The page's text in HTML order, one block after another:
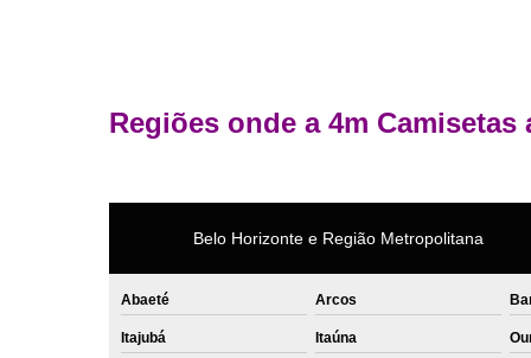
Regiões onde a 4m Camisetas
Belo Horizonte e Região Metropolitana
Abaeté Arcos
Itajubá Itaúna